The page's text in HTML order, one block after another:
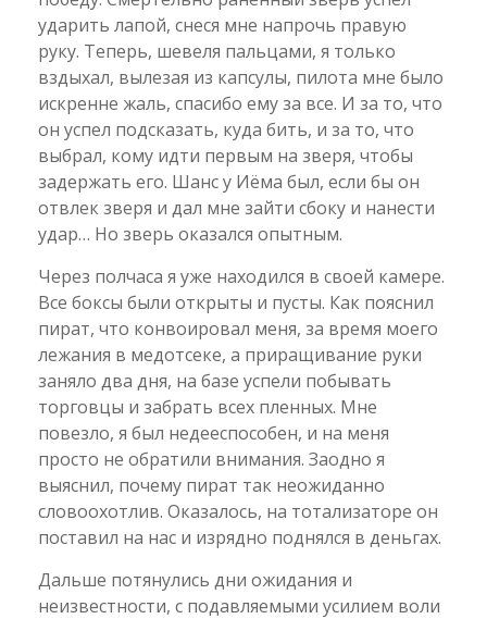
ударить лапой, снеся мне напрочь правую
руку. Теперь, шевеля пальцами, я только
вздыхал, вылезая из капсулы, пилота мне было
искренне жаль, спасибо ему за все. И за то, что
он успел подсказать, куда бить, и за то, что
выбрал, кому идти первым на зверя, чтобы
задержать его. Шанс у Иёма был, если бы он
отвлек зверя и дал мне зайти сбоку и нанести
удар… Но зверь оказался опытным.
Через полчаса я уже находился в своей камере.
Все боксы были открыты и пусты. Как пояснил
пират, что конвоировал меня, за время моего
лежания в медотсеке, а приращивание руки
заняло два дня, на базе успели побывать
торговцы и забрать всех пленных. Мне
повезло, я был недееспособен, и на меня
просто не обратили внимания. Заодно я
выяснил, почему пират так неожиданно
словоохотлив. Оказалось, на тотализаторе он
поставил на нас и изрядно поднялся в деньгах.
Дальше потянулись дни ожидания и
неизвестности, с подавляемыми усилием воли